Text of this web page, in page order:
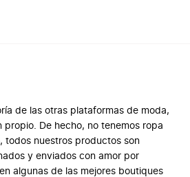
de las otras plataformas de moda,
propio. De hecho, no tenemos ropa
todos nuestros productos son
y enviados con amor por
algunas de las mejores boutiques